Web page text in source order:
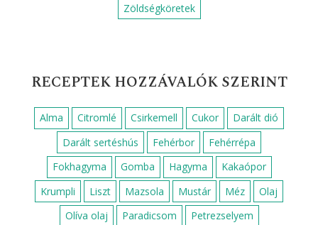
Zöldségköretek
RECEPTEK HOZZÁVALÓK SZERINT
Alma Citromlé Csirkemell Cukor
Darált dió
Darált sertéshús
Fehérbor
Fehérrépa
Fokhagyma
Gomba Hagyma
Kakaópor
Krumpli
Liszt Mazsola Mustár Méz
Olaj
Olíva olaj
Paradicsom
Petrezselyem